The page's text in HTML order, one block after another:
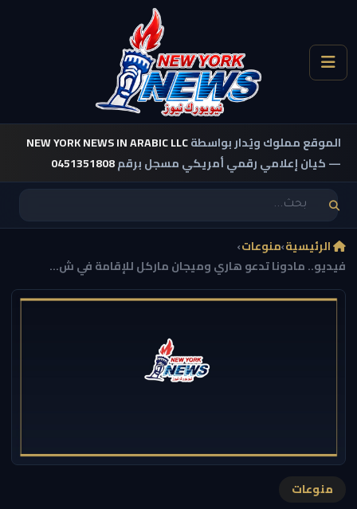
الموقع مملوك ويُدار بواسطةNEW YORK NEWS IN ARABIC LLC
— كيان إعلامي رقمي أمريكي مسجل برقم0451351808
الرئيسية›منوعات›
فيديو.. مادونا تدعو هاري وميجان ماركل للإقامة في ش...
منوعات